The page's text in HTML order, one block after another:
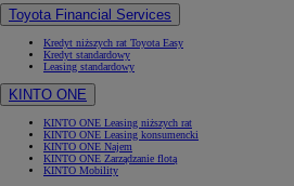
Toyota Financial Services
Kredyt niższych rat Toyota Easy
Kredyt standardowy
Leasing standardowy
KINTO ONE
KINTO ONE Leasing niższych rat
KINTO ONE Leasing konsumencki
KINTO ONE Najem
KINTO ONE Zarządzanie flotą
KINTO Mobility